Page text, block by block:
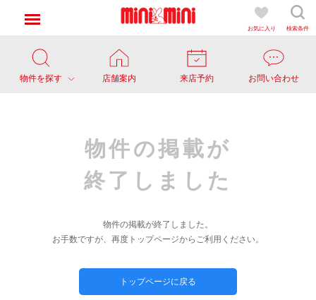
お気に入り 検索条件
物件を探す 店舗案内 来店予約 お問い合わせ
物件の掲載が
終了しました
物件の掲載が終了しました。
お手数ですが、再度トップページからご利用ください。
トップページに戻る